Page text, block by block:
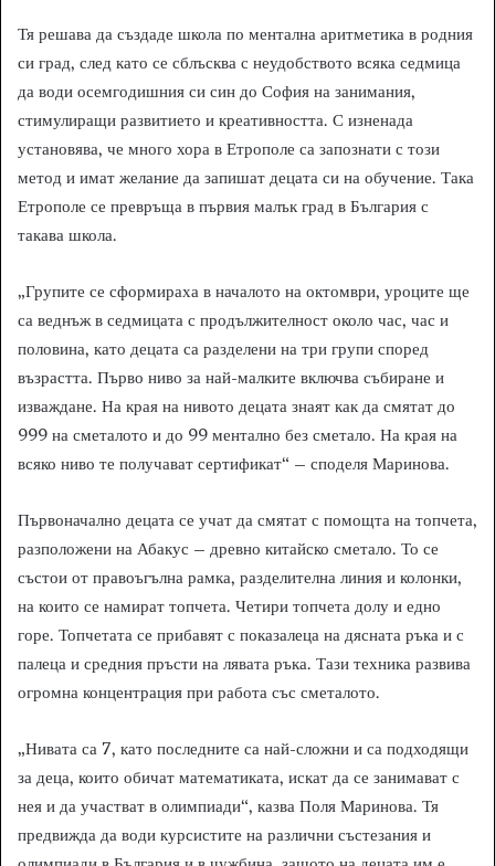
Тя решава да създаде школа по ментална аритметика в родния
си град, след като се сблъсква с неудобството всяка седмица
да води осемгодишния си син до София на занимания,
стимулиращи развитието и креативността. С изненада
установява, че много хора в Етрополе са запознати с този
метод и имат желание да запишат децата си на обучение. Така
Етрополе се превръща в първия малък град в България с
такава школа.
„Групите се сформираха в началото на октомври, уроците ще
са веднъж в седмицата с продължителност около час, час и
половина, като децата са разделени на три групи според
възрастта. Първо ниво за най-малките включва събиране и
изваждане. На края на нивото децата знаят как да смятат до
999 на сметалото и до 99 ментално без сметало. На края на
всяко ниво те получават сертификат“ – споделя Маринова.
Първоначално децата се учат да смятат с помощта на топчета,
разположени на Абакус – древно китайско сметало. То се
състои от правоъгълна рамка, разделителна линия и колонки,
на които се намират топчета. Четири топчета долу и едно
горе. Топчетата се прибавят с показалеца на дясната ръка и с
палеца и средния пръсти на лявата ръка. Тази техника развива
огромна концентрация при работа със сметалото.
„Нивата са 7, като последните са най-сложни и са подходящи
за деца, които обичат математиката, искат да се занимават с
нея и да участват в олимпиади“, казва Поля Маринова. Тя
предвижда да води курсистите на различни състезания и